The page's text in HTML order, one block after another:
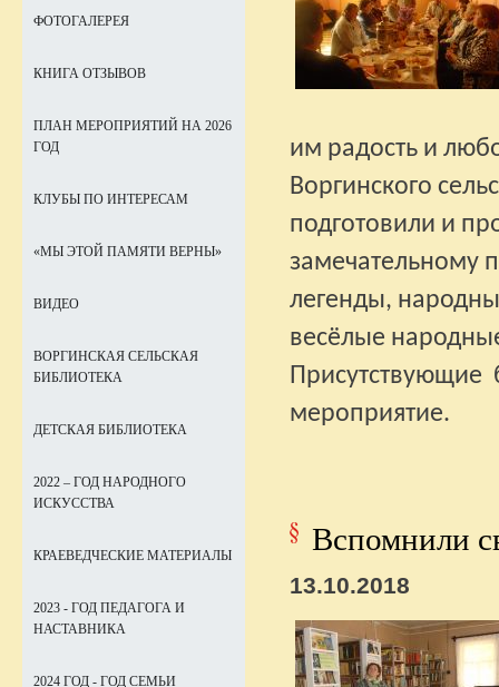
им радость и
Воргинского
подготовили и
замечательному
легенды,
весёлые
Присутствующие
мероприятие.
Вспомнили
13.10.2018
ФОТОГАЛЕРЕЯ
КНИГА ОТЗЫВОВ
ПЛАН МЕРОПРИЯТИЙ НА 2026
ГОД
КЛУБЫ ПО ИНТЕРЕСАМ
«МЫ ЭТОЙ ПАМЯТИ ВЕРНЫ»
ВИДЕО
ВОРГИНСКАЯ СЕЛЬСКАЯ
БИБЛИОТЕКА
ДЕТСКАЯ БИБЛИОТЕКА
2022 – ГОД НАРОДНОГО
ИСКУССТВА
КРАЕВЕДЧЕСКИЕ МАТЕРИАЛЫ
2023 - ГОД ПЕДАГОГА И
НАСТАВНИКА
2024 ГОД - ГОД СЕМЬИ